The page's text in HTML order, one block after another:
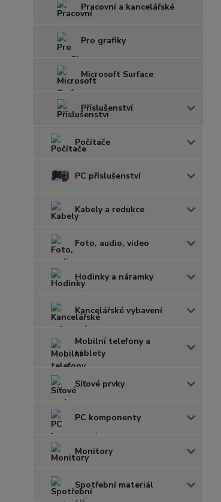
Pracovní a kancelářské
Pro grafiky
Microsoft Surface
Příslušenství
Počítače
PC příslušenství
Kabely a redukce
Foto, audio, video
Hodinky a náramky
Kancelářské vybavení
Mobilní telefony a
tablety
Síťové prvky
PC komponenty
Monitory
Spotřební materiál